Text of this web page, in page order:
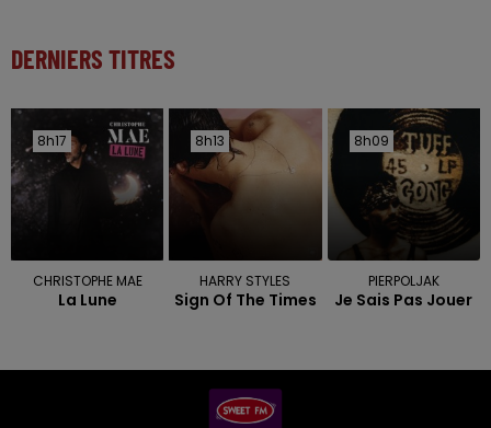
DERNIERS TITRES
8h17
8h17
CHRISTOPHE MAE
La Lune
8h13
8h13
HARRY STYLES
Sign Of The Times
8h09
8h09
PIERPOLJAK
Je Sais Pas Jouer